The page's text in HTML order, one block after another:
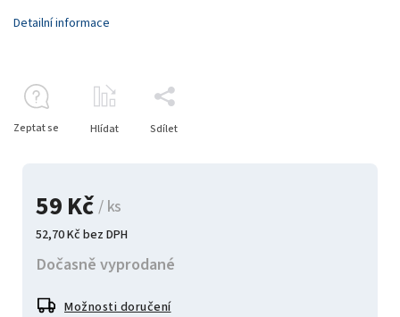
59 Kč/ ks
52,70 Kč bez DPH
Dočasně vyprodané
Možnosti doručení
Detailní informace
Zeptat se Hlídat Sdílet